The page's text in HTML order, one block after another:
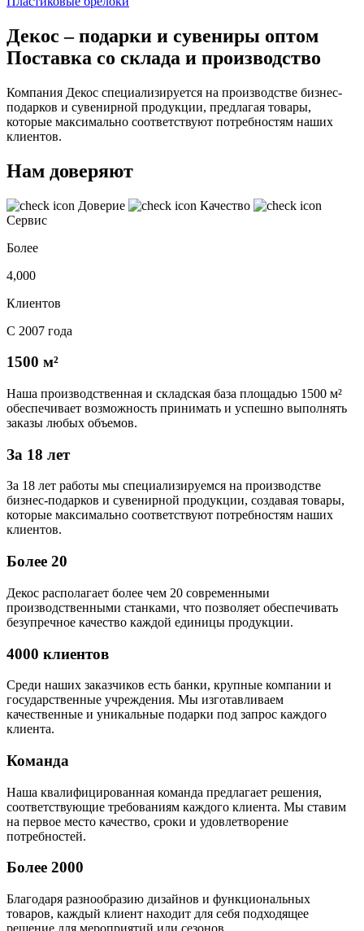
Декос – подарки и сувениры оптом
Поставка со склада и производство
Компания Декос специализируется на производстве бизнес-
подарков и сувенирной продукции, предлагая товары,
которые максимально соответствуют потребностям наших
клиентов.
Нам доверяют
Доверие
Качество
Сервис
Более
4,000
Клиентов
С 2007 года
1500 м²
Наша производственная и складская база площадью 1500 м²
обеспечивает возможность принимать и успешно выполнять
заказы любых объемов.
За 18 лет
За 18 лет работы мы специализируемся на производстве
бизнес-подарков и сувенирной продукции, создавая товары,
которые максимально соответствуют потребностям наших
клиентов.
Более 20
Декос располагает более чем 20 современными
производственными станками, что позволяет обеспечивать
безупречное качество каждой единицы продукции.
4000 клиентов
Среди наших заказчиков есть банки, крупные компании и
государственные учреждения. Мы изготавливаем
качественные и уникальные подарки под запрос каждого
клиента.
Команда
Наша квалифицированная команда предлагает решения,
соответствующие требованиям каждого клиента. Мы ставим
на первое место качество, сроки и удовлетворение
потребностей.
Более 2000
Благодаря разнообразию дизайнов и функциональных
товаров, каждый клиент находит для себя подходящее